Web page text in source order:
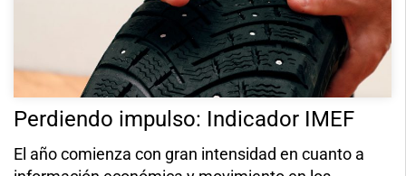
Perdiendo impulso: Indicador IMEF
El año comienza con gran intensidad en cuanto a